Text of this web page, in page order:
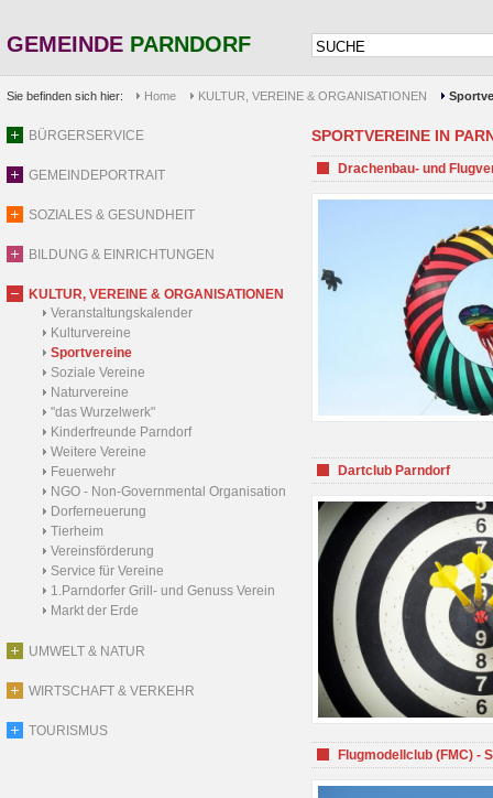
GEMEINDE PARNDORF
Sie befinden sich hier: Home KULTUR, VEREINE & ORGANISATIONEN
BÜRGERSERVICE
GEMEINDEPORTRAIT
SOZIALES & GESUNDHEIT
BILDUNG & EINRICHTUNGEN
KULTUR, VEREINE & ORGANISATIONEN
Veranstaltungskalender
Kulturvereine
Sportvereine
Soziale Vereine
Naturvereine
"das Wurzelwerk"
Kinderfreunde Parndorf
Weitere Vereine
Feuerwehr
NGO - Non-Governmental Organisation
Dorferneuerung
Tierheim
Vereinsförderung
Service für Vereine
1.Parndorfer Grill- und Genuss Verein
Markt der Erde
UMWELT & NATUR
WIRTSCHAFT & VERKEHR
TOURISMUS
SPORTVEREINE IN
Drachenbau- und
Dartclub Parndorf
Flugmodellclub (FMC) -